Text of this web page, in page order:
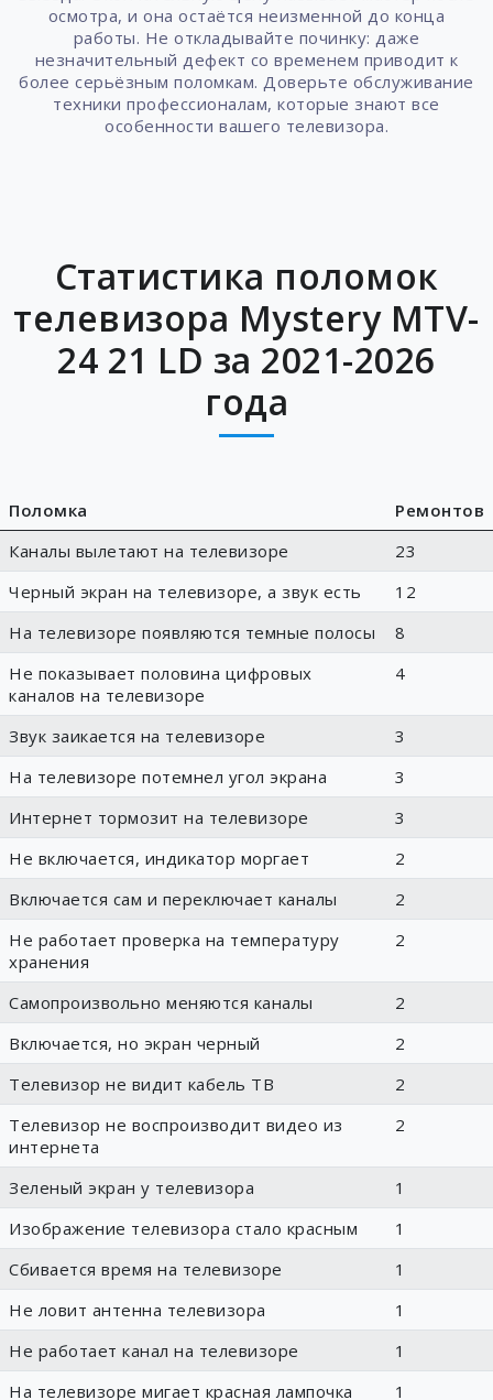
осмотра, и она остаётся неизменной до конца
работы. Не откладывайте починку: даже
незначительный дефект со временем приводит к
более серьёзным поломкам. Доверьте обслуживание
техники профессионалам, которые знают все
особенности вашего телевизора.
Статистика поломок
телевизора Mystery MTV-
24 21 LD за 2021-2026
года
Поломка
Ремонтов
Каналы вылетают на телевизоре
23
Черный экран на телевизоре, а звук есть
12
На телевизоре появляются темные полосы
8
Не показывает половина цифровых
каналов на телевизоре
4
Звук заикается на телевизоре
3
На телевизоре потемнел угол экрана
3
Интернет тормозит на телевизоре
3
Не включается, индикатор моргает
2
Включается сам и переключает каналы
2
Не работает проверка на температуру
хранения
2
Самопроизвольно меняются каналы
2
Включается, но экран черный
2
Телевизор не видит кабель ТВ
2
Телевизор не воспроизводит видео из
интернета
2
Зеленый экран у телевизора
1
Изображение телевизора стало красным
1
Сбивается время на телевизоре
1
Не ловит антенна телевизора
1
Не работает канал на телевизоре
1
На телевизоре мигает красная лампочка
1